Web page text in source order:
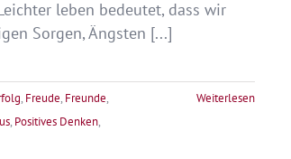
leben bedeutet, dass wir
Sorgen, Ängsten [...]
, Freude, Freunde,
, Positives Denken,
Weiterlesen